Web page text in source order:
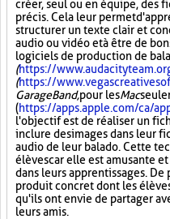
créer, seul ou en équipe, des
précis. Cela leur permet
structurer un texte clair et
audio ou vidéo et à être de
logiciels de production de
(https://
(https://
GarageBand,pour lesMac
(https://apps.apple.com/ca/
l'objectif est de réaliser un
inclure des images dans leur
audio de leur balado. Cette
élèves car elle est amusante
dans leurs apprentissages.
produit concret dont les
qu'ils ont envie de partager
leurs amis.